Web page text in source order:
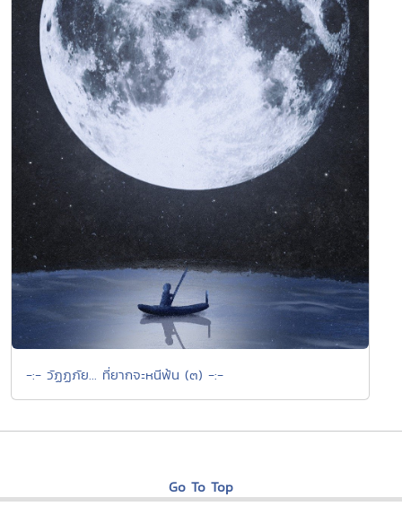
-:- วัฏฏภัย... ที่ยากจะหนีพ้น (๓) -:-
Go To Top